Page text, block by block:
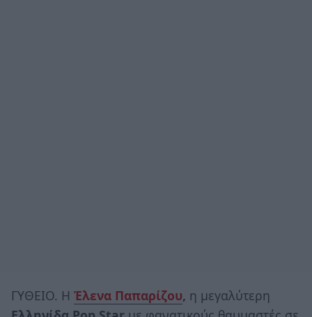
ΓΥΘΕΙΟ. Η Έλενα Παπαρίζου, η μεγαλύτερη